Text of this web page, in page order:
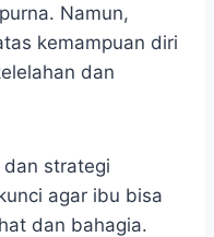
Namun,
kemampuan diri
dan
strategi
agar ibu bisa
dan bahagia.